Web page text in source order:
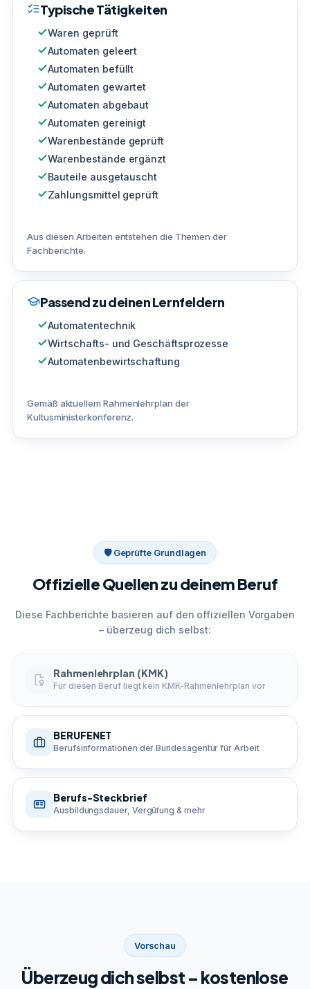
Typische Tätigkeiten
Waren geprüft
Automaten geleert
Automaten befüllt
Automaten gewartet
Automaten abgebaut
Automaten gereinigt
Warenbestände geprüft
Warenbestände ergänzt
Bauteile ausgetauscht
Zahlungsmittel geprüft
Aus diesen Arbeiten entstehen die Themen der
Fachberichte.
Passend zu deinen Lernfeldern
Automatentechnik
Wirtschafts- und Geschäftsprozesse
Automatenbewirtschaftung
Gemäß aktuellem Rahmenlehrplan der
Kultusministerkonferenz.
🛡 Geprüfte Grundlagen
Offizielle Quellen zu deinem Beruf
Diese Fachberichte basieren auf den offiziellen Vorgaben
– überzeug dich selbst:
Rahmenlehrplan (KMK)
Für diesen Beruf liegt kein KMK-Rahmenlehrplan vor
BERUFENET
Berufsinformationen der Bundesagentur für Arbeit
Berufs-Steckbrief
Ausbildungsdauer, Vergütung & mehr
Vorschau
Überzeug dich selbst – kostenlose